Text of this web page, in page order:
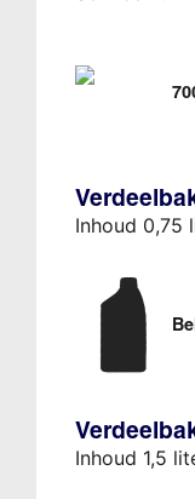
Inhoud 0,75
Inhoud 1,5